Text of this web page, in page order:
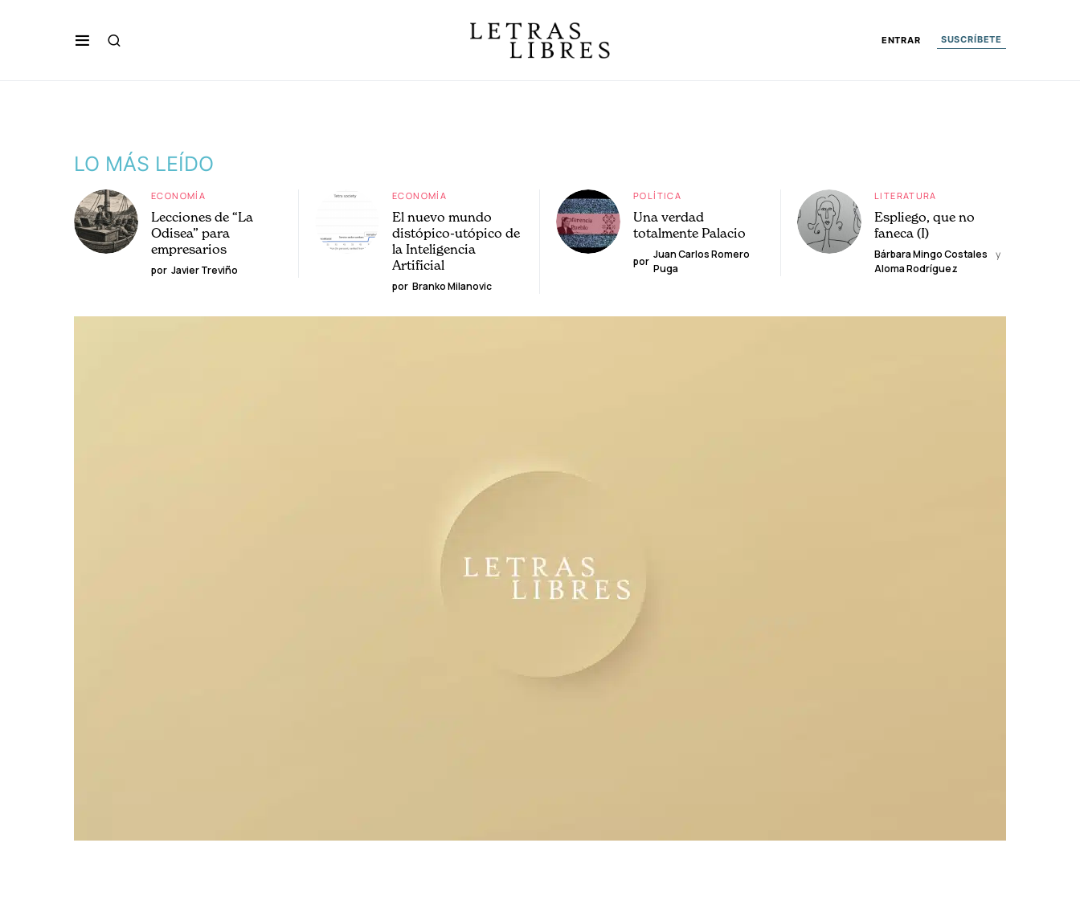
ENTRAR SUSCRÍBETE
LO MÁS LEÍDO
ECONOMÍA
Lecciones de “La
Odisea” para
empresarios
por Javier Treviño
ECONOMÍA
El nuevo mundo
distópico-utópico de
la Inteligencia
Artificial
por Branko Milanovic
POLÍTICA
Una verdad
totalmente Palacio
por
Juan Carlos Romero
Puga
LITERATURA
Espliego, que no
faneca (I)
Bárbara Mingo Costales
y
Aloma Rodríguez